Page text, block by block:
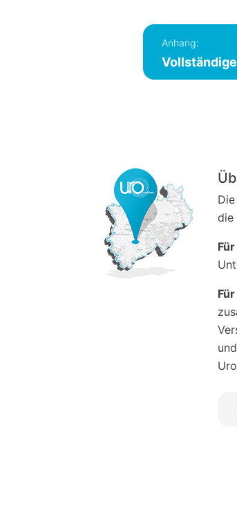
Anhang:
die